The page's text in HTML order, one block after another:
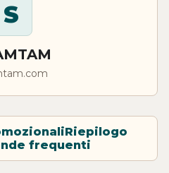
S
Riepilogo
frequenti